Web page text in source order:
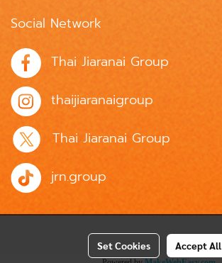
Social Network
Thai Jiaranai Group
thaijiaranaigroup
Thai Jiaranai Group
jrn.group
Set Cookies Accept All